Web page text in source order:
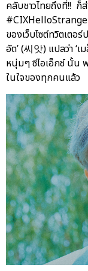
คลับชาวไทยถึงที่!! ก็
ของเว็บไซต์ทวิตเตอร์
อัต’ (씨앗) แปลว่า ‘
หนุ่มๆ ซีไอเอ็กซ์ นั้น
ในใจของทุกคนแล้ว